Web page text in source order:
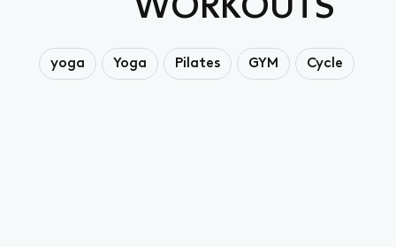
WORKOUTS
Cycle
GYM
Pilates
Yoga
yoga